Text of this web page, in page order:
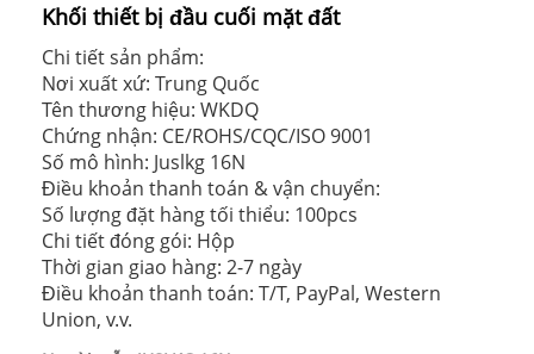
Khối thiết bị đầu cuối mặt đất
Chi tiết sản phẩm:
Nơi xuất xứ: Trung Quốc
Tên thương hiệu: WKDQ
Chứng nhận: CE/ROHS/CQC/ISO 9001
Số mô hình: Juslkg 16N
Điều khoản thanh toán & vận chuyển:
Số lượng đặt hàng tối thiểu: 100pcs
Chi tiết đóng gói: Hộp
Thời gian giao hàng: 2-7 ngày
Điều khoản thanh toán: T/T, PayPal, Western
Union, v.v.